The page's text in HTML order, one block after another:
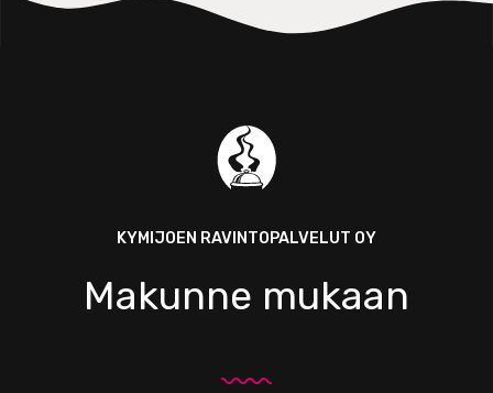
KYMIJOEN RAVINTOPALVELUT OY
Makunne mukaan